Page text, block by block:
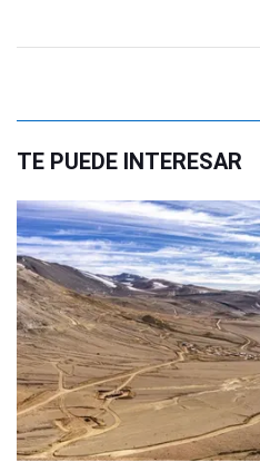
TE PUEDE INTERESAR